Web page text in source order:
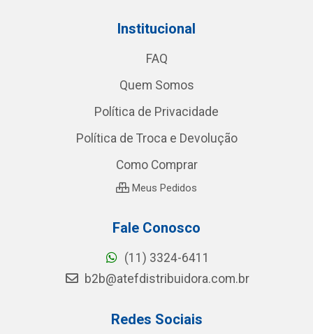
Institucional
FAQ
Quem Somos
Política de Privacidade
Política de Troca e Devolução
Como Comprar
Meus Pedidos
Fale Conosco
(11) 3324-6411
b2b@atefdistribuidora.com.br
Redes Sociais